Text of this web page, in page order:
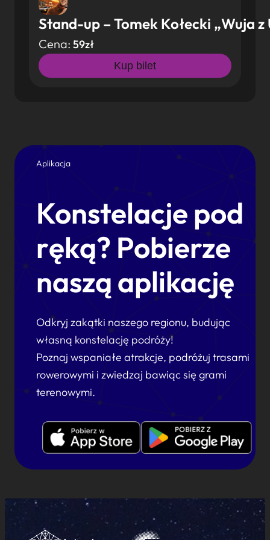
Stand-up – Tomek Kołecki „Wuja z
Cena: 59zł
Kup bilet
Aplikacja
Konstelacje pod
ręką? Pobierze
naszą aplikację
Odkryj zakątki naszego regionu, budując
własną konstelację podróży!
Poznaj wspaniałe atrakcje, podróżuj trasami
rowerowymi i zwiedzaj bawiąc się grami
terenowymi.